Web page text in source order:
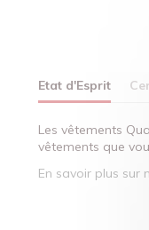
Etat d'Esprit
Les vêtements
vêtements que
En savoir plus sur